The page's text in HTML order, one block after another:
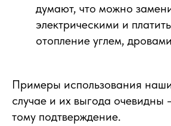
думают, что можно
электрическими и
отопление углем,
Примеры использования
случае и их выгода очевидны
тому подтверждение.